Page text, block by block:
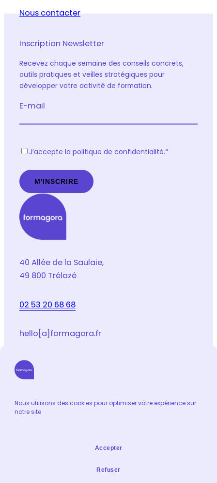
Nous utilisons des cookies pour optimiser vôtre expérience sur
notre site
Accepter
Refuser
Nous contacter
Inscription Newsletter
Recevez chaque semaine des conseils concrets,
outils pratiques et veilles stratégiques pour
développer votre activité de formation.
E-mail
R
P
D
*
J’accepte la politique de confidentialité.*
40 Allée de la Saulaie,
49 800 Trélazé
02 53 20 68 68
hello[a]formagora.fr
Suivez-nous sur les réseaux sociaux
Catalogue de formation